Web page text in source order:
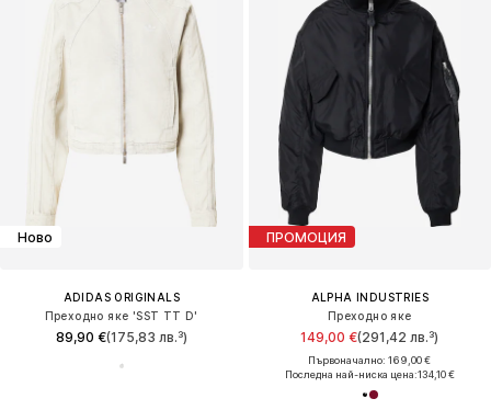
Ново
ADIDAS ORIGINALS
Преходно яке 'SST TT D'
89,90 €(175,83 лв.³)
ПРОМОЦИЯ
ALPHA INDUSTRIES
Преходно яке
149,00 €(291,42 лв.³)
Първоначално: 169,00 €
Последна най-ниска цена:134,10 €